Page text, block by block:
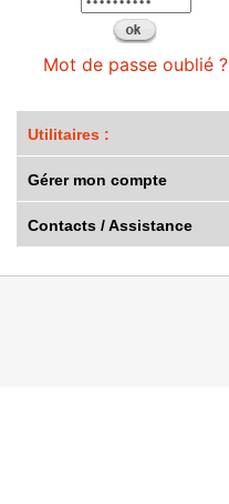
Mot de passe oublié ?
Utilitaires :
Gérer mon compte
Contacts / Assistance